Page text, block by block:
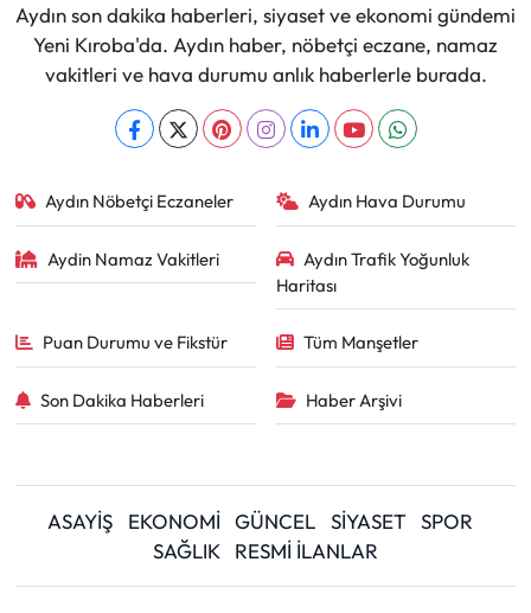
Aydın son dakika haberleri, siyaset ve ekonomi gündemi
Yeni Kıroba'da. Aydın haber, nöbetçi eczane, namaz
vakitleri ve hava durumu anlık haberlerle burada.
Aydın Nöbetçi Eczaneler Aydın Hava Durumu
Aydin Namaz Vakitleri
Aydın Trafik Yoğunluk
Haritası
Puan Durumu ve Fikstür Tüm Manşetler
Son Dakika Haberleri Haber Arşivi
ASAYİŞ EKONOMİ GÜNCEL SİYASET
SPOR
SAĞLIK
RESMİ İLANLAR